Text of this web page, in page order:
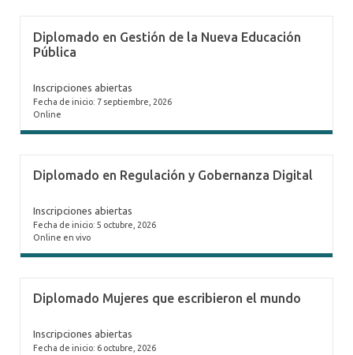
Diplomado en Gestión de la Nueva Educación
Pública
Inscripciones abiertas
Fecha de inicio: 7 septiembre, 2026
Online
Diplomado en Regulación y Gobernanza Digital
Inscripciones abiertas
Fecha de inicio: 5 octubre, 2026
Online en vivo
Diplomado Mujeres que escribieron el mundo
Inscripciones abiertas
Fecha de inicio: 6 octubre, 2026